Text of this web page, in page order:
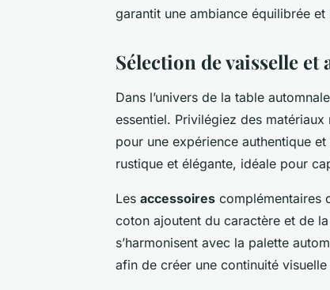
garantit une ambiance équilibrée et
Sélection de vaisselle et
Dans l’univers de la table
essentiel. Privilégiez des
pour une expérience authentique
rustique et élégante, idéale pour
Les accessoires complémentaires
coton ajoutent du caractère et de
s’harmonisent avec la palette
afin de créer une continuité